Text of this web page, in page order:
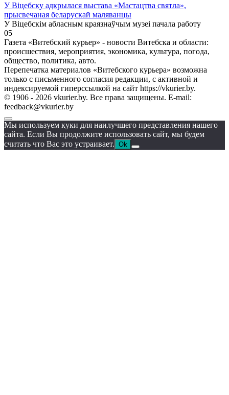
У Віцебску адкрылася выстава «Мастацтва святла»,
прысвечаная беларускай маляванцы
У Віцебскім абласным краязнаўчым музеі пачала работу
05
Газета «Витебский курьер» - новости Витебска и области:
происшествия, мероприятия, экономика, культура, погода,
общество, политика, авто.
Перепечатка материалов «Витебского курьера» возможна
только с письменного согласия редакции, с активной и
индексируемой гиперссылкой на сайт https://vkurier.by.
© 1906 - 2026 vkurier.by. Все права защищены. E-mail:
feedback@vkurier.by
Мы используем куки для наилучшего представления нашего
сайта. Если Вы продолжите использовать сайт, мы будем
считать что Вас это устраивает. Ok